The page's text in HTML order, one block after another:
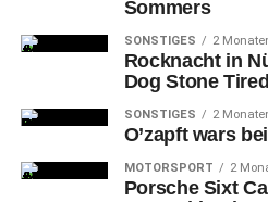
Dem
Strafstoß des SpVgg-
(44.) nach Foul an Jeremy
dank Video-Erkenntnis mit der
ahndete, folgten jedoch gleich
sowie innerhalb von gut fünf
Sommers
SONSTIGES 2
Rocknacht in
Dog Stone Tired
SONSTIGES 2
O’zapft wars
MOTORSPORT 2
Porsche Sixt